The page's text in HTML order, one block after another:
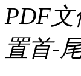
PDF
置首-